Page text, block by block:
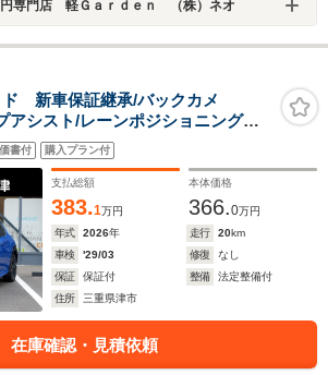
円専門店 軽Ｇａｒｄｅｎ （株）ネオ
新車保証継承/バックカメ
アシスト/レーンポジショニングア
ットモニター/LEDヘッドライト/フ
/アップルカープレイ/アンドロイド
書付 購入プラン付
支払総額
383.1万円
本体価格
366.0万円
年式
2026年 走行 20km
車検
'29/03 修復
なし
保証
保証付 整備
法定整備付
住所
三重県津市
在庫確認・見積依頼